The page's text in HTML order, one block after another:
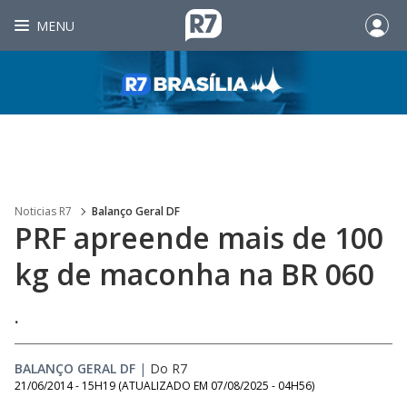
MENU
Noticias R7 Balanço Geral DF
PRF apreende mais de 100
kg de maconha na BR 060
.
BALANÇO GERAL DF | Do R7
21/06/2014 - 15H19 (ATUALIZADO EM 07/08/2025 - 04H56)